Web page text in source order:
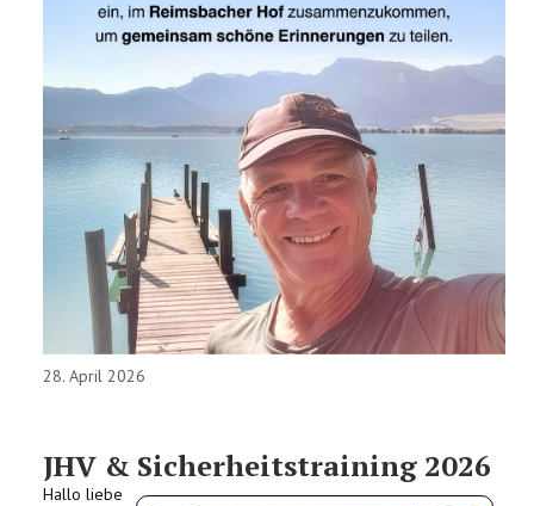
28. April 2026
JHV & Sicherheitstraining 2026
Hallo liebe